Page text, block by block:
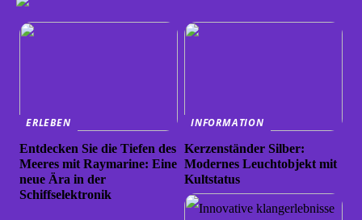
ERLEBEN
Entdecken Sie die Tiefen des
Meeres mit Raymarine: Eine
neue Ära in der
Schiffselektronik
INFORMATION
Kerzenständer Silber:
Modernes Leuchtobjekt mit
Kultstatus